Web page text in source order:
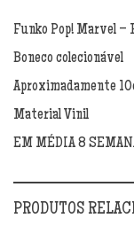
Funko Pop! Marvel –
Boneco colecionável
Aproximadamente
Material Vinil
EM MÉDIA 8
PRODUTOS